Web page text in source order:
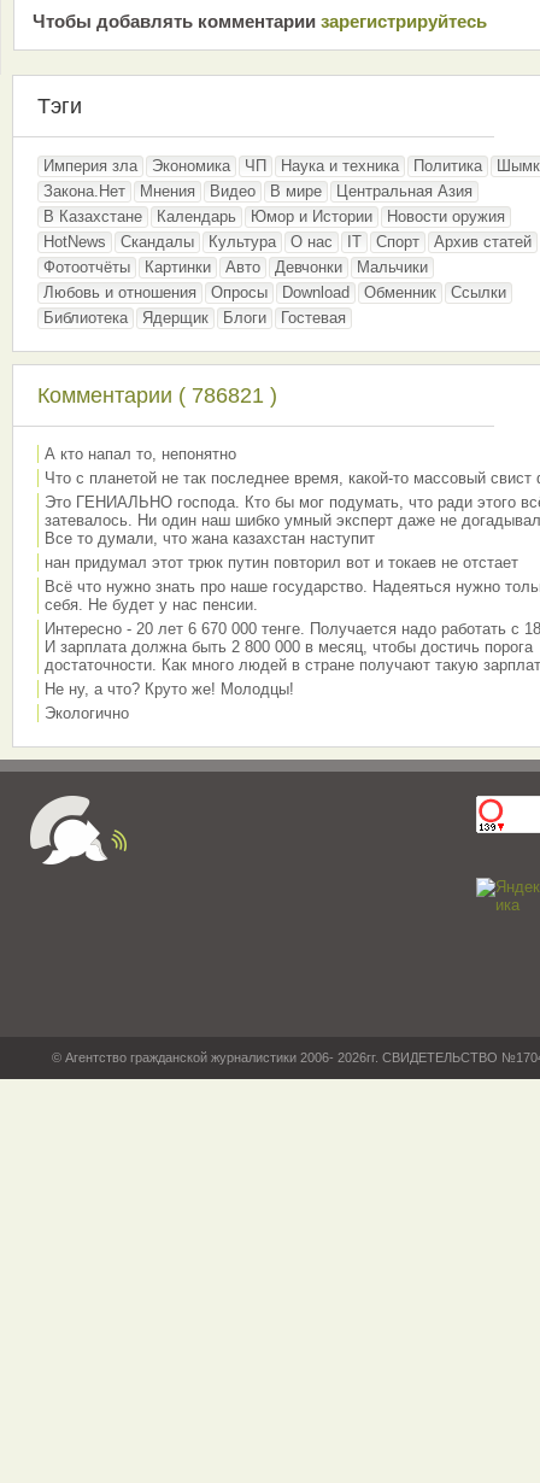
Чтобы добавлять комментарии зарeгиcтрирyйтeсь
Тэги
Империя зла Экономика ЧП Наука и техника Политика
Закона.Нет
Мнения Видео В мире
Центральная Азия
В Казахстане
Календарь Юмор и Истории
Новости оружия
HotNews
Скандалы Культура О нас IT Спорт
Архив статей
Фотоотчёты
Картинки Авто Девчонки
Мальчики
Любовь и отношения
Опросы Download Обменник
Ссылки
Библиотека
Ядерщик Блоги Гостевая
Комментарии ( 786821 )
А кто напал то, непонятно
Что с планетой не так последнее время, какой-то массовый свист
Это ГЕНИАЛЬНО господа. Кто бы мог подумать, что ради этого
затевалось. Ни один наш шибко умный эксперт даже не
Все то думали, что жана казахстан наступит
нан придумал этот трюк путин повторил вот и токаев не отстает
Всё что нужно знать про наше государство. Надеяться нужно
себя. Не будет у нас пенсии.
Интересно - 20 лет 6 670 000 тенге. Получается надо работать с
И зарплата должна быть 2 800 000 в месяц, чтобы достичь порога
достаточности. Как много людей в стране получают такую
Не ну, а что? Круто же! Молодцы!
Экологично
© Агентство гражданской журналистики 2006- 2026гг. СВИДЕТЕЛЬСТВО